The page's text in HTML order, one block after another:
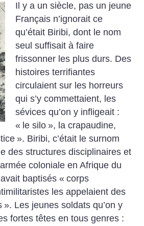
Il y a un siècle, pas un jeune
Français n’ignorait ce
qu’était Biribi, dont le nom
seul suffisait à faire
frissonner les plus durs. Des
histoires terrifiantes
circulaient sur les horreurs
qui s’y commettaient, les
sévices qu’on y infligeait :
« le silo », la crapaudine,
». Biribi, c’était le surnom
des structures disciplinaires et
coloniale en Afrique du
baptisés « corps
les appelaient des
». Les jeunes soldats qu’on y
fortes têtes en tous genres :